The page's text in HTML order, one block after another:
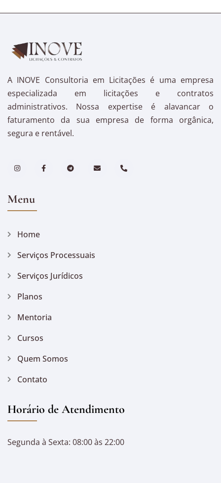
A INOVE Consultoria em Licitações é uma empresa
especializada em licitações e contratos
administrativos. Nossa expertise é alavancar o
faturamento da sua empresa de forma orgânica,
segura e rentável.
Menu
Home
Serviços Processuais
Serviços Jurídicos
Planos
Mentoria
Cursos
Quem Somos
Contato
Horário de Atendimento
Segunda à Sexta: 08:00 às 22:00